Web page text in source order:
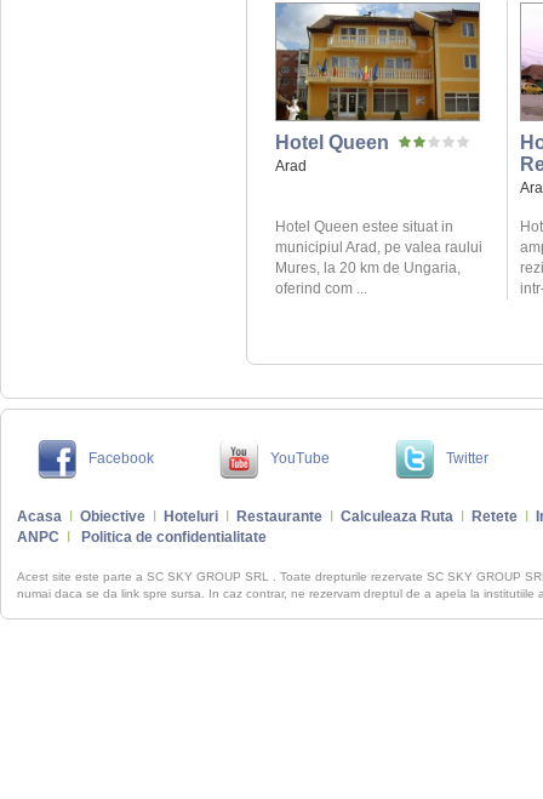
Hotel Queen
Arad
Hotel Queen estee situat in
municipiul Arad, pe valea raului
Mures, la 20 km de Ungaria,
oferind com ...
Facebook YouTube Twitter
Acasa Obiective Hoteluri Restaurante Calculeaza Ruta Retete
ANPC
Politica de confidentialitate
Acest site este parte a SC SKY GROUP SRL . Toate drepturile rezervate SC SKY GROUP
numai daca se da link spre sursa. In caz contrar, ne rezervam dreptul de a apela la institutiile